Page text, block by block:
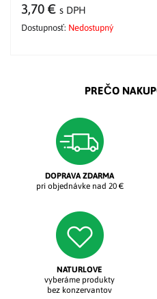
3,70 € s DPH
Dostupnosť: Nedostupný
PREČO
DOPRAVA ZDARMA
pri objednávke nad 20 €
NATURLOVE
vyberáme produkty
bez konzervantov